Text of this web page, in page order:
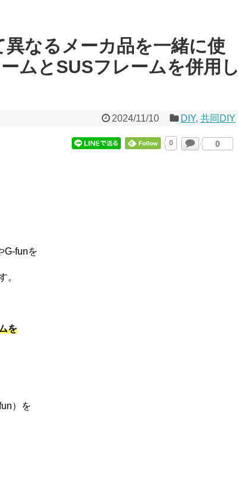
なるメーカ品を一緒に使
ムとSUSフレームを併用し
2024/11/10 DIY, 共同DIY
0 0
G-funを
。
を
）を